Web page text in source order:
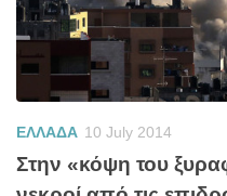
ΕΛΛΑΔΑ 10 July 2014
Στην «κόψη του